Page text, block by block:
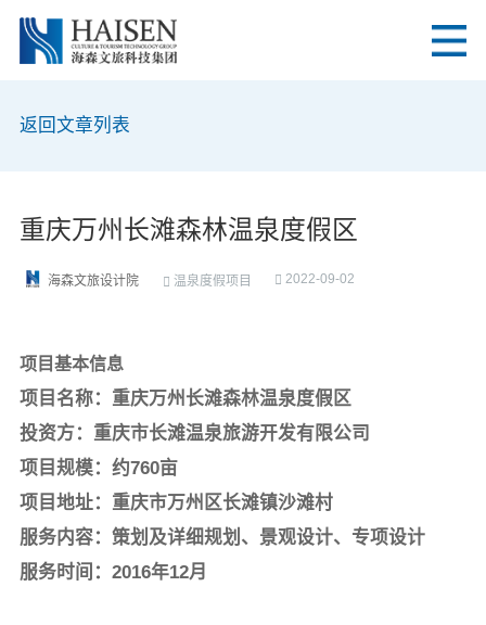
返回文章列表
重庆万州长滩森林温泉度假区
海森文旅设计院 温泉度假项目 2022-09-02
项目基本信息
项目名称：重庆万州长滩森林温泉度假区
投资方：重庆市长滩温泉旅游开发有限公司
项目规模：约760亩
项目地址：重庆市万州区长滩镇沙滩村
服务内容：策划及详细规划、景观设计、专项设计
服务时间：2016年12月